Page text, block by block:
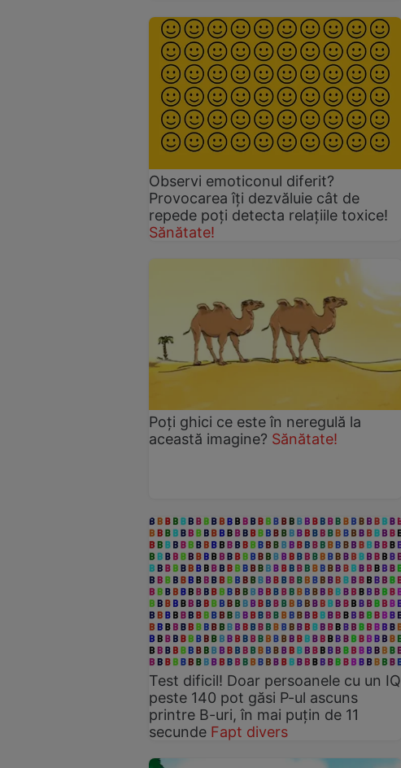
Observi emoticonul diferit?
Provocarea îți dezvăluie cât de
repede poți detecta relațiile toxice!
Sănătate!
Poţi ghici ce este în neregulă la
această imagine? Sănătate!
Test dificil! Doar persoanele cu un IQ
peste 140 pot găsi P-ul ascuns
printre B-uri, în mai puțin de 11
secunde Fapt divers